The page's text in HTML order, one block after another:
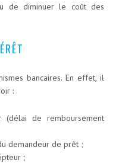
de diminuer le coût des
bancaires. En effet, il
:
de remboursement
demandeur de prêt ;
;